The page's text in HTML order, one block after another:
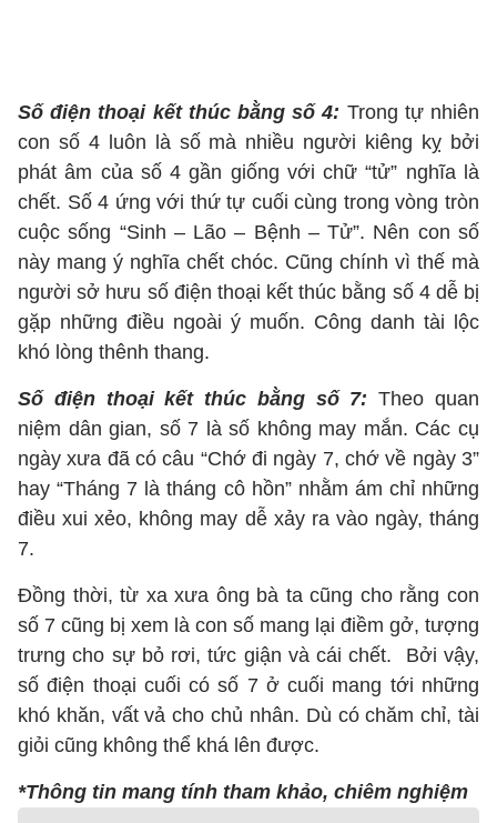
Số điện thoại kết thúc bằng số 4: Trong tự nhiên
con số 4 luôn là số mà nhiều người kiêng kỵ bởi
phát âm của số 4 gần giống với chữ “tử” nghĩa là
chết. Số 4 ứng với thứ tự cuối cùng trong vòng tròn
cuộc sống “Sinh – Lão – Bệnh – Tử”. Nên con số
này mang ý nghĩa chết chóc. Cũng chính vì thế mà
người sở hưu số điện thoại kết thúc bằng số 4 dễ bị
gặp những điều ngoài ý muốn. Công danh tài lộc
khó lòng thênh thang.
Số điện thoại kết thúc bằng số 7: Theo quan
niệm dân gian, số 7 là số không may mắn. Các cụ
ngày xưa đã có câu “Chớ đi ngày 7, chớ về ngày 3”
hay “Tháng 7 là tháng cô hồn” nhằm ám chỉ những
điều xui xẻo, không may dễ xảy ra vào ngày, tháng
7.
Đồng thời, từ xa xưa ông bà ta cũng cho rằng con
số 7 cũng bị xem là con số mang lại điềm gở, tượng
trưng cho sự bỏ rơi, tức giận và cái chết. Bởi vậy,
số điện thoại cuối có số 7 ở cuối mang tới những
khó khăn, vất vả cho chủ nhân. Dù có chăm chỉ, tài
giỏi cũng không thể khá lên được.
*Thông tin mang tính tham khảo, chiêm nghiệm